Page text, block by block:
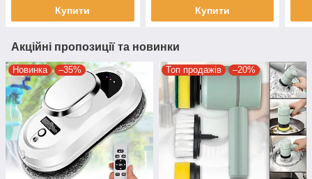
Купити Купити
Акційні пропозиції та новинки
Новинка –35% Топ продажів –20%